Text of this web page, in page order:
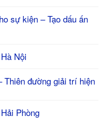
sự kiện – Tạo dấu ấn
Nội
Thiên đường giải trí hiện
Phòng